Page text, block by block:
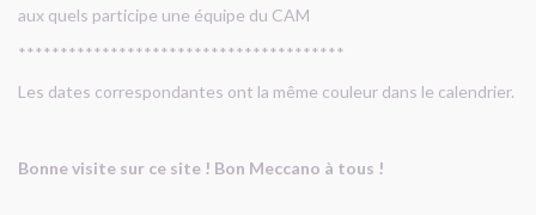
aux quels participe une équipe du CAM
***************************************
Les dates correspondantes ont la même couleur dans le calendrier.
Bonne visite sur ce site ! Bon Meccano à tous !